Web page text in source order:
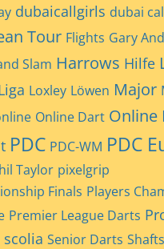
dubaicallgirls dubai
Tour Flights Gary
Slam Harrows Hilfe
Loxley Löwen Major
Online Dart Online
PDC PDC-WM PDC
Taylor pixelgrip
Finals Players
Premier League Darts
scolia Senior Darts Shafts